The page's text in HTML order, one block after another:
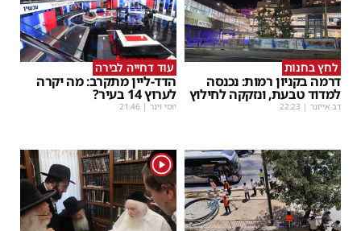
לחץ בחנות
דרמה בקניון רמות: נכנסה
למדוד טבעת, ונזקקה לחילוץ
דב אייזנר |
22:23
עוד דחייה לבירה
הדד-ליין מתקרב: מה יקרה
לערוץ 14 בעיר?
יוסי וינר |
21:46
1